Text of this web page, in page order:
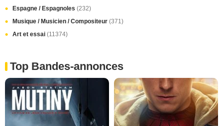
Espagne / Espagnoles (232)
Musique / Musicien / Compositeur (371)
Art et essai (11374)
Top Bandes-annonces